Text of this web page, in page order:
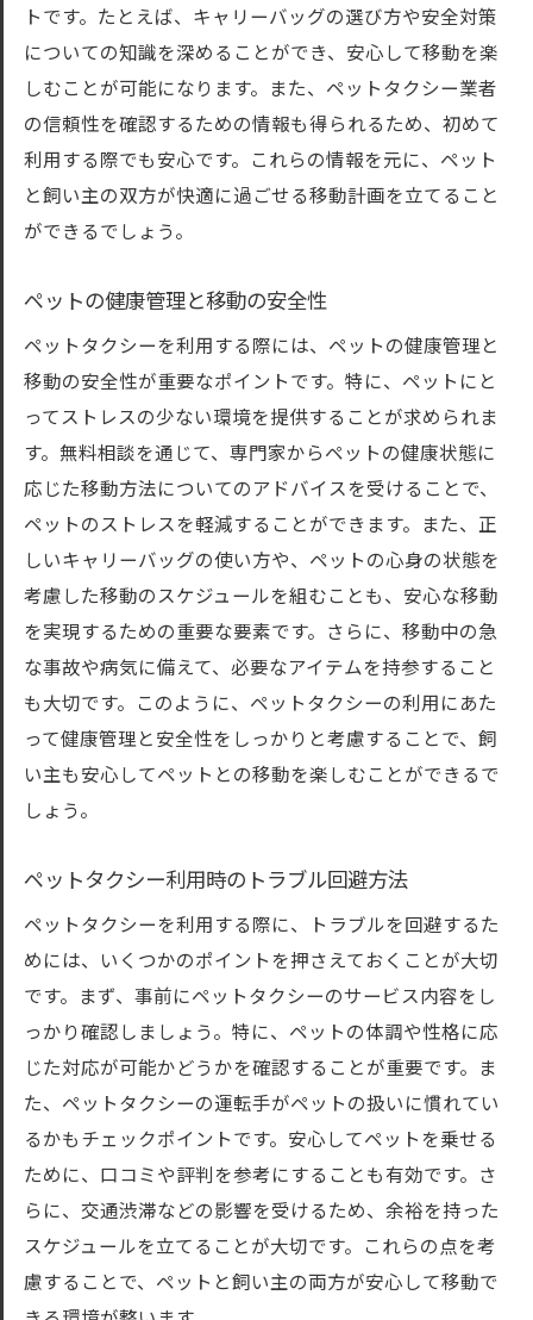
トです。たとえば、キャリーバッグの選び方や安全対策
についての知識を深めることができ、安心して移動を楽
しむことが可能になります。また、ペットタクシー業者
の信頼性を確認するための情報も得られるため、初めて
利用する際でも安心です。これらの情報を元に、ペット
と飼い主の双方が快適に過ごせる移動計画を立てること
ができるでしょう。
ペットの健康管理と移動の安全性
ペットタクシーを利用する際には、ペットの健康管理と
移動の安全性が重要なポイントです。特に、ペットにと
ってストレスの少ない環境を提供することが求められま
す。無料相談を通じて、専門家からペットの健康状態に
応じた移動方法についてのアドバイスを受けることで、
ペットのストレスを軽減することができます。また、正
しいキャリーバッグの使い方や、ペットの心身の状態を
考慮した移動のスケジュールを組むことも、安心な移動
を実現するための重要な要素です。さらに、移動中の急
な事故や病気に備えて、必要なアイテムを持参すること
も大切です。このように、ペットタクシーの利用にあた
って健康管理と安全性をしっかりと考慮することで、飼
い主も安心してペットとの移動を楽しむことができるで
しょう。
ペットタクシー利用時のトラブル回避方法
ペットタクシーを利用する際に、トラブルを回避するた
めには、いくつかのポイントを押さえておくことが大切
です。まず、事前にペットタクシーのサービス内容をし
っかり確認しましょう。特に、ペットの体調や性格に応
じた対応が可能かどうかを確認することが重要です。ま
た、ペットタクシーの運転手がペットの扱いに慣れてい
るかもチェックポイントです。安心してペットを乗せる
ために、口コミや評判を参考にすることも有効です。さ
らに、交通渋滞などの影響を受けるため、余裕を持った
スケジュールを立てることが大切です。これらの点を考
慮することで、ペットと飼い主の両方が安心して移動で